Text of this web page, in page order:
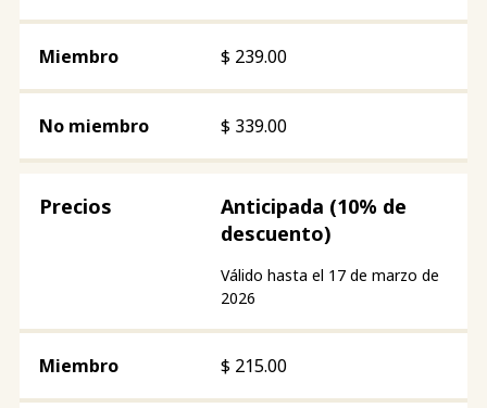
$ 239.00
$ 339.00
Anticipada (10% de
descuento)
Válido hasta el 17 de marzo de
2026
$ 215.00